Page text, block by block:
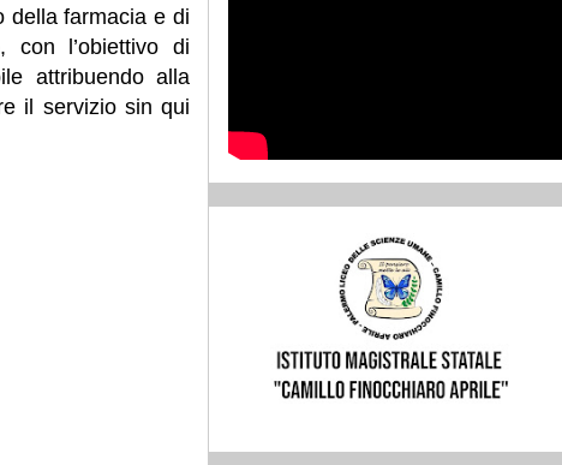
della farmacia e di
con l’obiettivo di
attribuendo alla
il servizio sin qui